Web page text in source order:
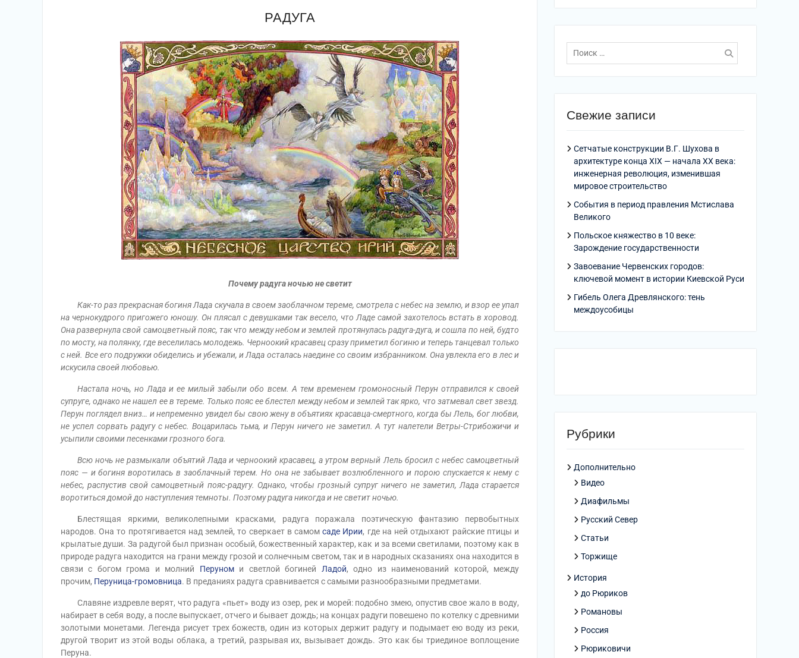
РАДУГА
Почему радуга ночью не светит
Как-то раз прекрасная богиня Лада скучала в своем заоблачном тереме, смотрела с небес на землю, и взор ее упал
на чернокудрого пригожего юношу. Он плясал с девушками так весело, что Ладе самой захотелось встать в хоровод.
Она развернула свой самоцветный пояс, так что между небом и землей протянулась радуга-дуга, и сошла по ней, будто
по мосту, на полянку, где веселилась молодежь. Черноокий красавец сразу приметил богиню и теперь танцевал только
с ней. Все его подружки обиделись и убежали, и Лада осталась наедине со своим избранником. Она увлекла его в лес и
искусила своей любовью.
Настала ночь, но Лада и ее милый забыли обо всем. А тем временем громоносный Перун отправился к своей
супруге, однако не нашел ее в тереме. Только пояс ее блестел между небом и землей так ярко, что затмевал свет звезд.
Перун поглядел вниз… и непременно увидел бы свою жену в объятиях красавца-смертного, когда бы Лель, бог любви,
не успел сорвать радугу с небес. Воцарилась тьма, и Перун ничего не заметил. А тут налетели Ветры-Стрибожичи и
усыпили своими песенками грозного бога.
Всю ночь не размыкали объятий Лада и черноокий красавец, а утром верный Лель бросил с небес самоцветный
пояс — и богиня воротилась в заоблачный терем. Но она не забывает возлюбленного и порою спускается к нему с
небес, распустив свой самоцветный пояс-радугу. Однако, чтобы грозный супруг ничего не заметил, Лада старается
воротиться домой до наступления темноты. Поэтому радуга никогда и не светит ночью.
Блестящая яркими, великолепными красками, радуга поражала поэтическую фантазию первобытных
народов. Она то протягивается над землей, то сверкает в самомсаде Ирии, где на ней отдыхают райские птицы и
крылатые души. За радугой был признан особый, божественный характер, как и за всеми светилами, поэтому как в
природе радуга находится на грани между грозой и солнечным светом, так и в народных сказаниях она находится в
связи с богом грома и молний Перуноми светлой богиней Ладой, одно из наименований которой, между
прочим, Перуница-громовница. В преданиях радуга сравнивается с самыми разнообразными предметами.
Славяне издревле верят, что радуга «пьет» воду из озер, рек и морей: подобно змею, опустив свое жало в воду,
набирает в себя воду, а после выпускает, отчего и бывает дождь; на концах радуги повешено по котелку с древними
золотыми монетами. Легенда рисует трех божеств, один из которых держит радугу и подымает ею воду из реки,
другой творит из этой воды облака, а третий, разрывая их, вызывает дождь. Это как бы триединое воплощение
Перуна.
Поиск
по:
Свежие записи
Сетчатые конструкции В.Г. Шухова в
архитектуре конца XIX — начала XX века:
инженерная революция, изменившая
мировое строительство
События в период правления Мстислава
Великого
Польское княжество в 10 веке:
Зарождение государственности
Завоевание Червенских городов:
ключевой момент в истории Киевской Руси
Гибель Олега Древлянского: тень
междоусобицы
Рубрики
Дополнительно
Видео
Диафильмы
Русский Север
Статьи
Торжище
История
до Рюриков
Романовы
Россия
Рюриковичи